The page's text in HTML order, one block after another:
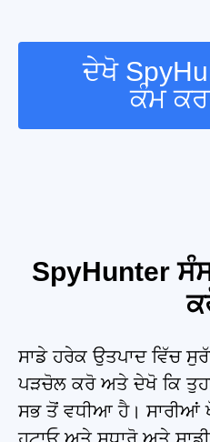
ਦੇਖੋ
ਕੰਮ
SpyHunter
ਸਾਡੇ ਹਰੇਕ ਉਤਪਾਦ ਵਿੱਚ
ਪੜਚੋਲ ਕਰੋ ਅਤੇ ਦੇਖੋ ਕਿ
ਸਭ ਤੋਂ ਵਧੀਆ ਹੈ।